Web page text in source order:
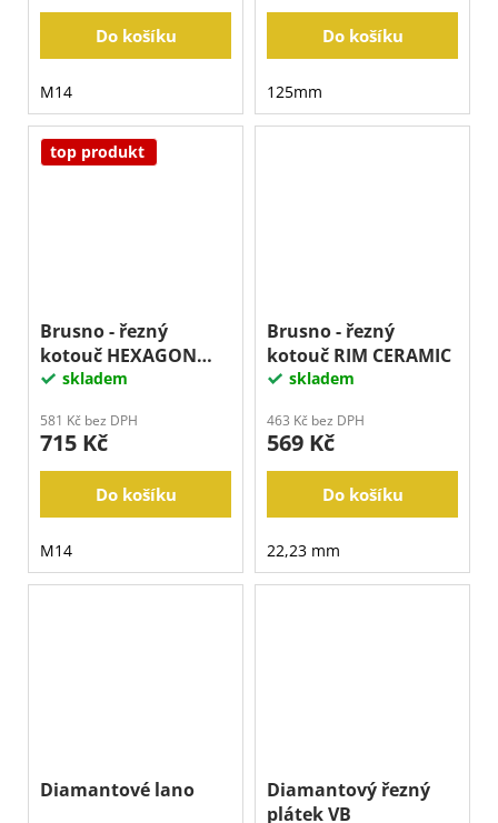
Do košíku
M14
Do košíku
125mm
top produkt
Brusno - řezný
kotouč HEXAGON
M14skladem
581 Kč bez DPH
715 Kč
Do košíku
M14
Brusno - řezný
kotouč RIM CERAMIC
skladem
463 Kč bez DPH
569 Kč
Do košíku
22,23 mm
Diamantové lano
Diamantový řezný
plátek VB